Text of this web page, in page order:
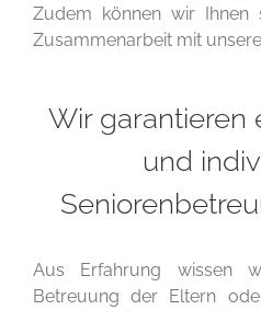
Zudem können wir Ihnen
Zusammenarbeit mit
Wir garantieren
und
Aus Erfahrung wissen
Betreuung der Eltern